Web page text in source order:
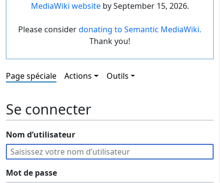
MediaWiki websiteby September 15, 2026.
Please considerdonating to Semantic MediaWiki.
Thank you!
Page spéciale Actions Outils
Se connecter
Nom d’utilisateur
Mot de passe